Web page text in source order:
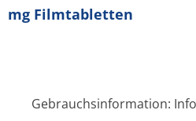
mg Filmtabletten
Gebrauchsinformation: